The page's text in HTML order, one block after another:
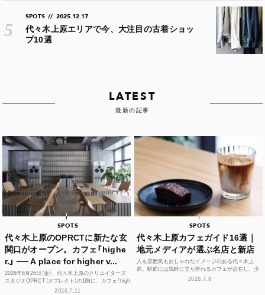
SPOTS // 2025.12.17
代々木上原エリアで今、大注目の古着ショッ
プ10選
LATEST
最新の記事
SPOTS
代々木上原のOPRCTに新たな玄
関口がオープン。カフェ「highe
r.」 ── A place for higher v...
2026年6月26日（金）、代々木上原のクリエイターズ
スタジオOPRCT（オプレクト）の1階に、カフェ「high
er.」（ハイアー）がグランドオープンし...
2026.7.11
SPOTS
代々木上原カフェガイド16選｜
地元メディアが選ぶ名店と新店
人も雰囲気もおしゃれなイメージのある代々木上
原。駅前には気軽に立ち寄れるカフェが点在し、少
し歩けば、コーヒーやスイーツ、空間づくりにこだ
2026.7.9